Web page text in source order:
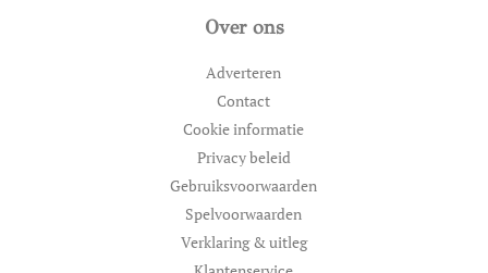
Over ons
Adverteren
Contact
Cookie informatie
Privacy beleid
Gebruiksvoorwaarden
Spelvoorwaarden
Verklaring & uitleg